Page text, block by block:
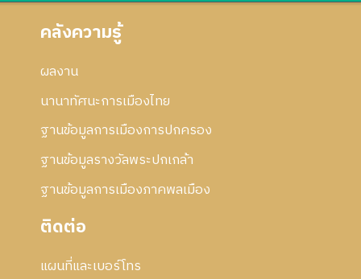
คลังความรู้
ผลงาน
นานาทัศนะการเมืองไทย
ฐานข้อมูลการเมืองการปกครอง
ฐานข้อมูลรางวัลพระปกเกล้า
ฐานข้อมูลการเมืองภาคพลเมือง
ติดต่อ
แผนที่และเบอร์โทร